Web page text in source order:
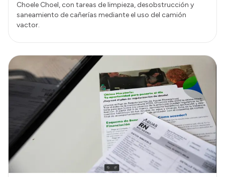
Choele Choel, con tareas de limpieza, desobstrucción y
saneamiento de cañerías mediante el uso del camión
vactor.